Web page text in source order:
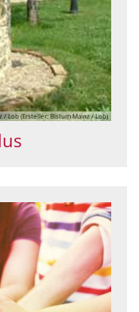
/ Lob (Ersteller: Bistum Mainz / Lob)